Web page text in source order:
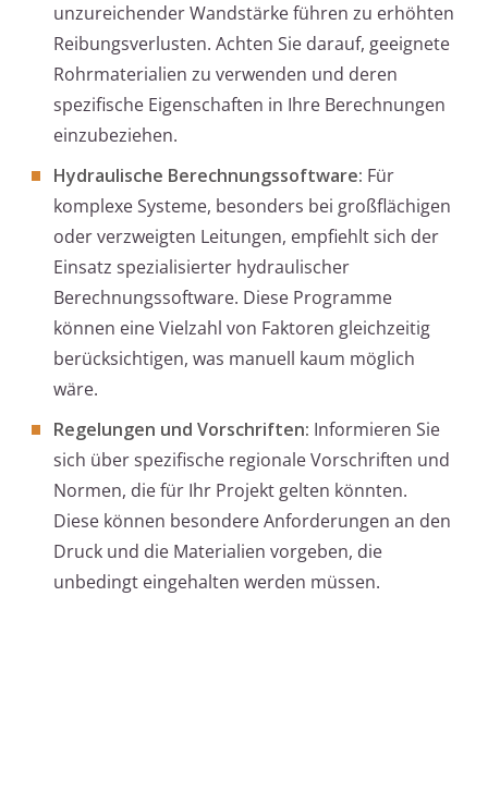
unzureichender Wandstärke führen zu erhöhten
Reibungsverlusten. Achten Sie darauf, geeignete
Rohrmaterialien zu verwenden und deren
spezifische Eigenschaften in Ihre Berechnungen
einzubeziehen.
Hydraulische Berechnungssoftware: Für
komplexe Systeme, besonders bei großflächigen
oder verzweigten Leitungen, empfiehlt sich der
Einsatz spezialisierter hydraulischer
Berechnungssoftware. Diese Programme
können eine Vielzahl von Faktoren gleichzeitig
berücksichtigen, was manuell kaum möglich
wäre.
Regelungen und Vorschriften: Informieren Sie
sich über spezifische regionale Vorschriften und
Normen, die für Ihr Projekt gelten könnten.
Diese können besondere Anforderungen an den
Druck und die Materialien vorgeben, die
unbedingt eingehalten werden müssen.